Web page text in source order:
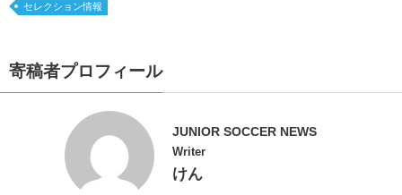
セレクション情報
寄稿者プロフィール
JUNIOR SOCCER NEWS
Writer
けん